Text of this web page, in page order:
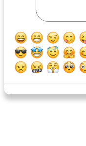
jus de canneberges